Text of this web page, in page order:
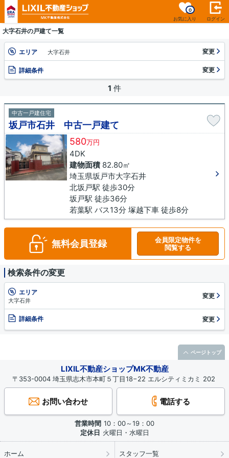
お気に入り
0
ログイン
大字石井の戸建て一覧
エリア 大字石井 変更
詳細条件 変更
1 件
中古一戸建住宅
坂戸市石井 中古一戸建て
580万円
4DK
建物面積82.80㎡
埼玉県坂戸市大字石井
北坂戸駅 徒歩30分
坂戸駅 徒歩36分
若葉駅 バス13分 塚越下車 徒歩8分
無料会員登録
会員限定物件を
閲覧する
検索条件の変更
エリア
大字石井
変更
詳細条件 変更
LIXIL不動産ショップMK不動産
〒353-0004 埼玉県志木市本町５丁目18−22 エルシティミカミ 202
お問い合わせ 電話する
営業時間 10：00～19：00
定休日 火曜日・水曜日
ホーム スタッフ一覧
ページトップ